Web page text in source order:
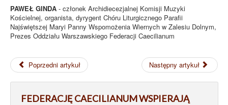
PAWEŁ GINDA - członek Archidiecezjalnej Komisji Muzyki
Kościelnej, organista, dyrygent Chóru Liturgicznego Parafii
Najświętszej Maryi Panny Wspomożenia Wiernych w Zalesiu Dolnym,
Prezes Oddziału Warszawskiego Federacji Caecilianum
Poprzedni artykuł Następny artykuł
FEDERACJĘ CAECILIANUM WSPIERAJĄ